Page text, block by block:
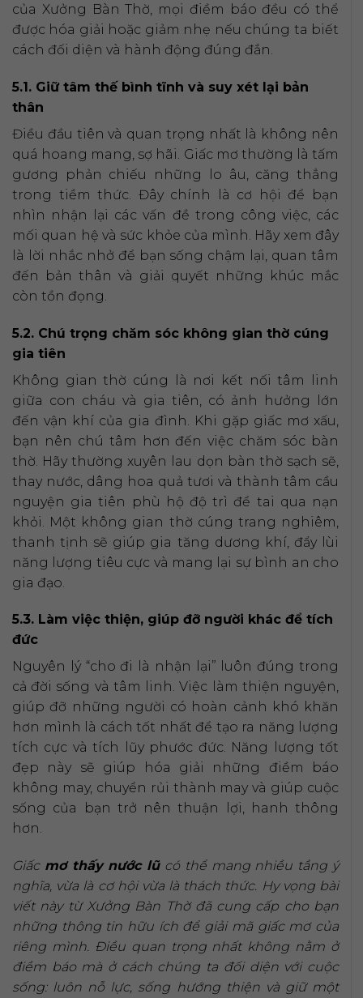
của Xưởng Bàn Thờ, mọi điềm báo đều có thể
được hóa giải hoặc giảm nhẹ nếu chúng ta biết
cách đối diện và hành động đúng đắn.
5.1. Giữ tâm thế bình tĩnh và suy xét lại bản
thân
Điều đầu tiên và quan trọng nhất là không nên
quá hoang mang, sợ hãi. Giấc mơ thường là tấm
gương phản chiếu những lo âu, căng thẳng
trong tiềm thức. Đây chính là cơ hội để bạn
nhìn nhận lại các vấn đề trong công việc, các
mối quan hệ và sức khỏe của mình. Hãy xem đây
là lời nhắc nhở để bạn sống chậm lại, quan tâm
đến bản thân và giải quyết những khúc mắc
còn tồn đọng.
5.2. Chú trọng chăm sóc không gian thờ cúng
gia tiên
Không gian thờ cúng là nơi kết nối tâm linh
giữa con cháu và gia tiên, có ảnh hưởng lớn
đến vận khí của gia đình. Khi gặp giấc mơ xấu,
bạn nên chú tâm hơn đến việc chăm sóc bàn
thờ. Hãy thường xuyên lau dọn bàn thờ sạch sẽ,
thay nước, dâng hoa quả tươi và thành tâm cầu
nguyện gia tiên phù hộ độ trì để tai qua nạn
khỏi. Một không gian thờ cúng trang nghiêm,
thanh tịnh sẽ giúp gia tăng dương khí, đẩy lùi
năng lượng tiêu cực và mang lại sự bình an cho
gia đạo.
5.3. Làm việc thiện, giúp đỡ người khác để tích
đức
Nguyên lý “cho đi là nhận lại” luôn đúng trong
cả đời sống và tâm linh. Việc làm thiện nguyện,
giúp đỡ những người có hoàn cảnh khó khăn
hơn mình là cách tốt nhất để tạo ra năng lượng
tích cực và tích lũy phước đức. Năng lượng tốt
đẹp này sẽ giúp hóa giải những điềm báo
không may, chuyển rủi thành may và giúp cuộc
sống của bạn trở nên thuận lợi, hanh thông
hơn.
Giấc mơ thấy nước lũcó thể mang nhiều tầng ý
nghĩa, vừa là cơ hội vừa là thách thức. Hy vọng bài
viết này từ Xưởng Bàn Thờ đã cung cấp cho bạn
những thông tin hữu ích để giải mã giấc mơ của
riêng mình. Điều quan trọng nhất không nằm ở
điềm báo mà ở cách chúng ta đối diện với cuộc
sống: luôn nỗ lực, sống hướng thiện và giữ một